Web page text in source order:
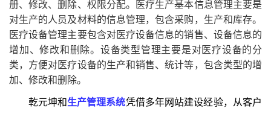
册、修改、删除、权限分配。医疗生产基本信息管理主要是
对生产的人员及材料的信息管理，包含采购，生产和库存。
医疗设备管理主要包含对医疗设备信息的销售、设备信息的
增加、修改和删除。设备类型管理主要是对医疗设备的分
类，方便对医疗设备的生产和销售、统计等，包含类型的增
加、修改和删除。
乾元坤和生产管理系统凭借多年网站建设经验，从客户